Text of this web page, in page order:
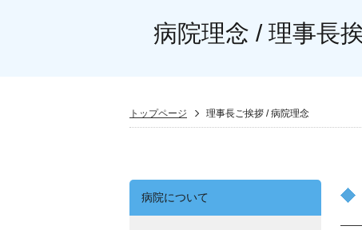
病院理念 / 理事長
トップページ 理事長ご挨拶 / 病院理念
病院について